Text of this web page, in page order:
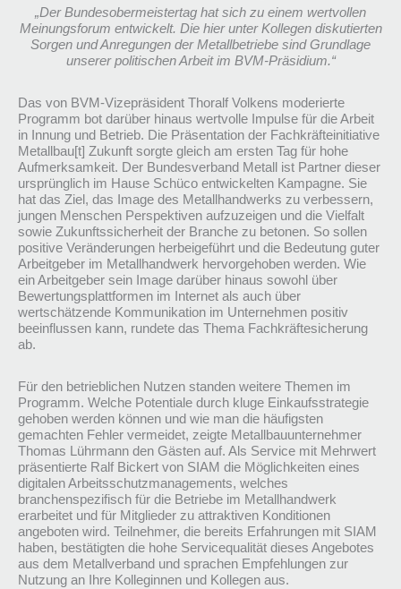
„Der Bundesobermeistertag hat sich zu einem wertvollen
Meinungsforum entwickelt. Die hier unter Kollegen diskutierten
Sorgen und Anregungen der Metallbetriebe sind Grundlage
unserer politischen Arbeit im BVM-Präsidium.“
Das von BVM-Vizepräsident Thoralf Volkens moderierte
Programm bot darüber hinaus wertvolle Impulse für die Arbeit
in Innung und Betrieb. Die Präsentation der Fachkräfteinitiative
Metallbau[t] Zukunft sorgte gleich am ersten Tag für hohe
Aufmerksamkeit. Der Bundesverband Metall ist Partner dieser
ursprünglich im Hause Schüco entwickelten Kampagne. Sie
hat das Ziel, das Image des Metallhandwerks zu verbessern,
jungen Menschen Perspektiven aufzuzeigen und die Vielfalt
sowie Zukunftssicherheit der Branche zu betonen. So sollen
positive Veränderungen herbeigeführt und die Bedeutung guter
Arbeitgeber im Metallhandwerk hervorgehoben werden. Wie
ein Arbeitgeber sein Image darüber hinaus sowohl über
Bewertungsplattformen im Internet als auch über
wertschätzende Kommunikation im Unternehmen positiv
beeinflussen kann, rundete das Thema Fachkräftesicherung
ab.
Für den betrieblichen Nutzen standen weitere Themen im
Programm. Welche Potentiale durch kluge Einkaufsstrategie
gehoben werden können und wie man die häufigsten
gemachten Fehler vermeidet, zeigte Metallbauunternehmer
Thomas Lührmann den Gästen auf. Als Service mit Mehrwert
präsentierte Ralf Bickert von SIAM die Möglichkeiten eines
digitalen Arbeitsschutzmanagements, welches
branchenspezifisch für die Betriebe im Metallhandwerk
erarbeitet und für Mitglieder zu attraktiven Konditionen
angeboten wird. Teilnehmer, die bereits Erfahrungen mit SIAM
haben, bestätigten die hohe Servicequalität dieses Angebotes
aus dem Metallverband und sprachen Empfehlungen zur
Nutzung an Ihre Kolleginnen und Kollegen aus.